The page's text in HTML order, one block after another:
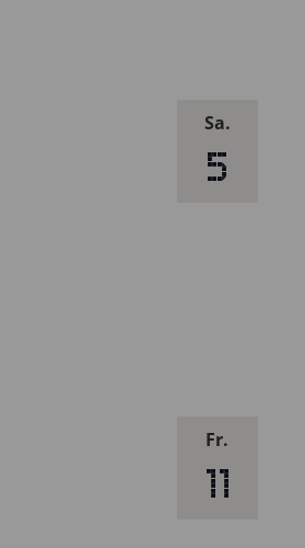
Sa.
5
Fr.
11